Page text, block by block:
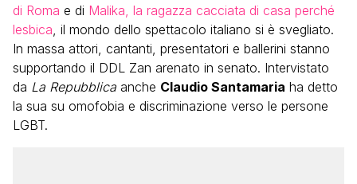
di Roma e di Malika, la ragazza cacciata di casa perché
lesbica, il mondo dello spettacolo italiano si è svegliato.
In massa attori, cantanti, presentatori e ballerini stanno
supportando il DDL Zan arenato in senato. Intervistato
da La Repubblica anche Claudio Santamaria ha detto
la sua su omofobia e discriminazione verso le persone
LGBT.